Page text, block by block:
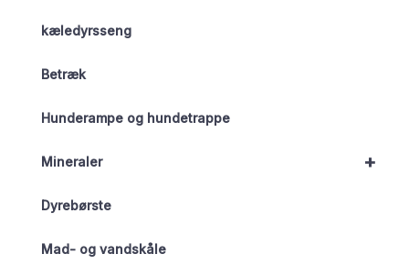
kæledyrsseng
Betræk
Hunderampe og hundetrappe
+
Mineraler
Dyrebørste
Mad- og vandskåle